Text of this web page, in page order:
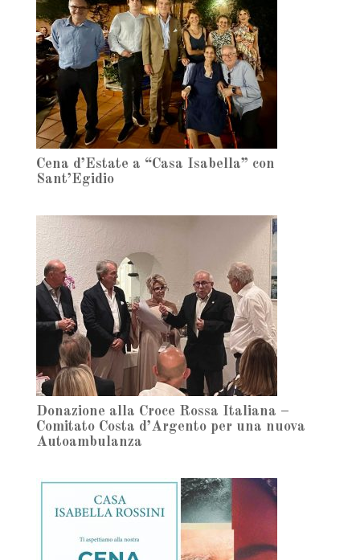
Cena d’Estate a “Casa Isabella” con
Sant’Egidio
Donazione alla Croce Rossa Italiana –
Comitato Costa d’Argento per una nuova
Autoambulanza